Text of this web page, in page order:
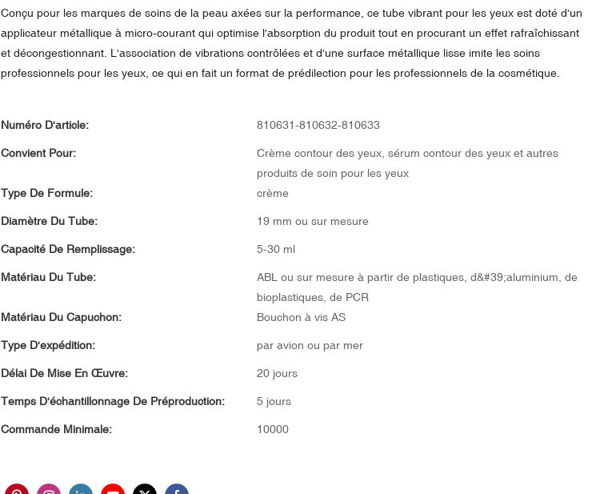
Conçu pour les marques de soins de la peau axées sur la performance, ce tube vibrant pour les yeux est doté d'un
applicateur métallique à micro-courant qui optimise l'absorption du produit tout en procurant un effet rafraîchissant
et décongestionnant. L'association de vibrations contrôlées et d'une surface métallique lisse imite les soins
professionnels pour les yeux, ce qui en fait un format de prédilection pour les professionnels de la cosmétique.
Numéro D'article: 810631-810632-810633
Convient Pour:
Crème contour des yeux, sérum contour des yeux et autres
produits de soin pour les yeux
Type De Formule:
crème
Diamètre Du Tube: 19 mm ou sur mesure
Capacité De Remplissage: 5-30 ml
Matériau Du Tube:
ABL ou sur mesure à partir de plastiques, d&#39;aluminium, de
bioplastiques, de PCR
Matériau Du Capuchon:
Bouchon à vis AS
Type D'expédition: par avion ou par mer
Délai De Mise En Œuvre: 20 jours
Temps D'échantillonnage De Préproduction: 5 jours
Commande Minimale: 10000